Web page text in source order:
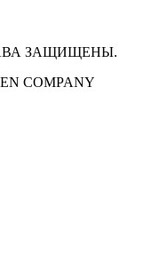
ЗАЩИЩЕНЫ.
COMPANY